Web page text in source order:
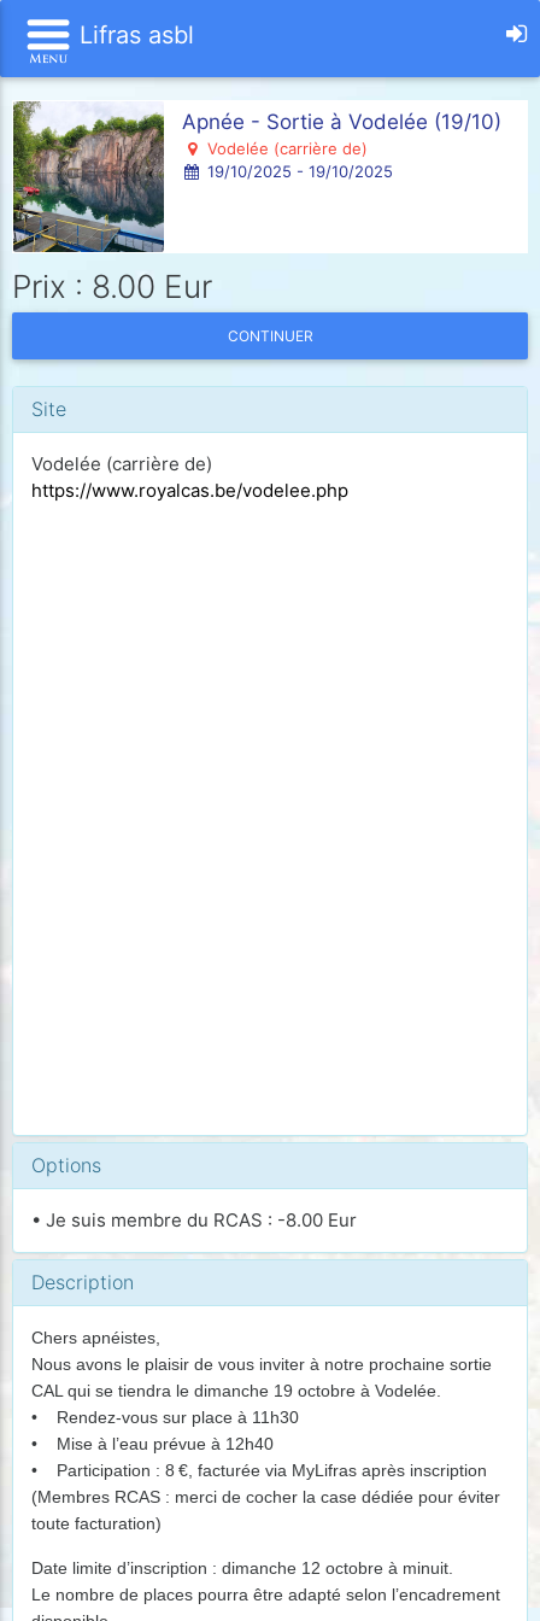
Lifras asbl
Apnée - Sortie à Vodelée (19/10)
Vodelée (carrière de)
19/10/2025 - 19/10/2025
Prix : 8.00 Eur
CONTINUER
Site
Vodelée (carrière de)
https://www.royalcas.be/vodelee.php
Options
• Je suis membre du RCAS : -8.00 Eur
Description
Chers apnéistes,
Nous avons le plaisir de vous inviter à notre prochaine sortie
CAL qui se tiendra le dimanche 19 octobre à Vodelée.
• Rendez-vous sur place à 11h30
• Mise à l’eau prévue à 12h40
• Participation : 8 €, facturée via MyLifras après inscription
(Membres RCAS : merci de cocher la case dédiée pour éviter
toute facturation)
Date limite d’inscription : dimanche 12 octobre à minuit.
Le nombre de places pourra être adapté selon l’encadrement